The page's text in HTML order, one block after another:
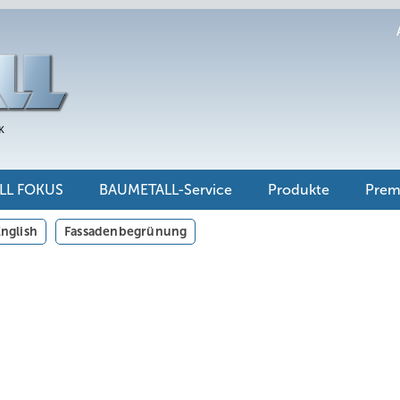
FOKUS BAUMETALL-Service Produkte
Fassadenbegrünung